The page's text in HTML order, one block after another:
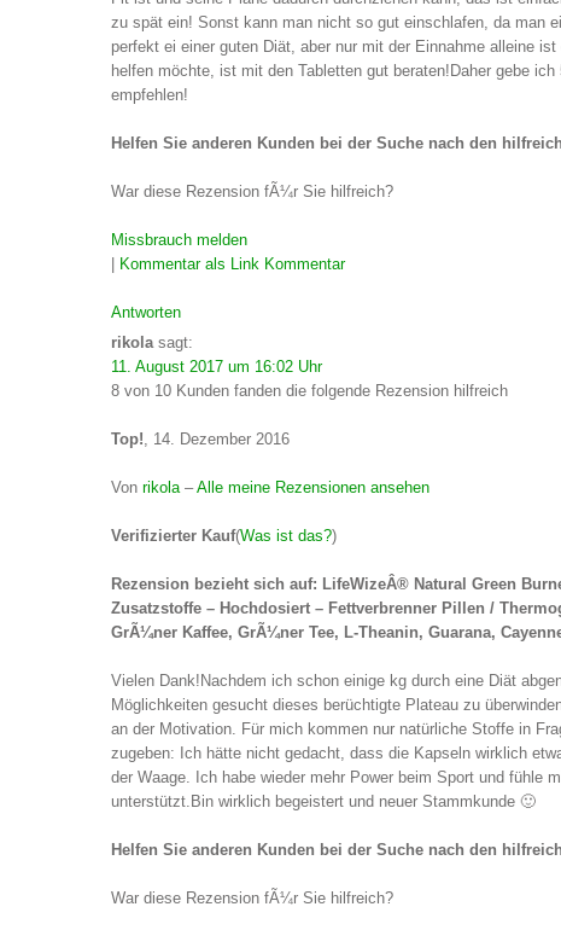
zu spät ein! Sonst kann man nicht so gut einschlafen, da man
perfekt ei einer guten Diät, aber nur mit der Einnahme alleine
helfen möchte, ist mit den Tabletten gut beraten!Daher gebe
empfehlen!
Helfen Sie anderen Kunden bei der Suche nach den
War diese Rezension fÃ¼r Sie hilfreich?
Missbrauch melden
Kommentar als Link Kommentar
Antworten
rikola sagt:
11. August 2017 um 16:02 Uhr
8 von 10 Kunden fanden die folgende Rezension hilfreich
Top!, 14. Dezember 2016
Von rikola–Alle meine Rezensionen ansehen
Verifizierter Kauf(Was ist das?)
Rezension bezieht sich auf: LifeWizeÂ® Natural Green
Zusatzstoffe – Hochdosiert – Fettverbrenner Pillen /
GrÃ¼ner Kaffee, GrÃ¼ner Tee, L-Theanin, Guarana,
Vielen Dank!Nachdem ich schon einige kg durch eine Diät
Möglichkeiten gesucht dieses berüchtigte Plateau zu
an der Motivation. Für mich kommen nur natürliche Stoffe in
zugeben: Ich hätte nicht gedacht, dass die Kapseln wirklich
der Waage. Ich habe wieder mehr Power beim Sport und fühle
unterstützt.Bin wirklich begeistert und neuer Stammkunde 🙂
Helfen Sie anderen Kunden bei der Suche nach den
War diese Rezension fÃ¼r Sie hilfreich?